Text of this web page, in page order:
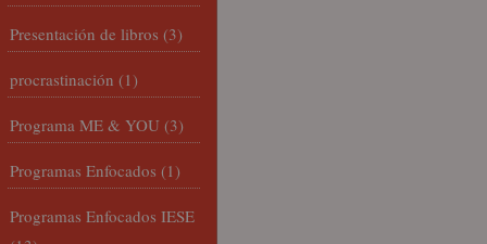
Presentación de libros (3)
procrastinación (1)
Programa ME & YOU (3)
Programas Enfocados (1)
Programas Enfocados IESE